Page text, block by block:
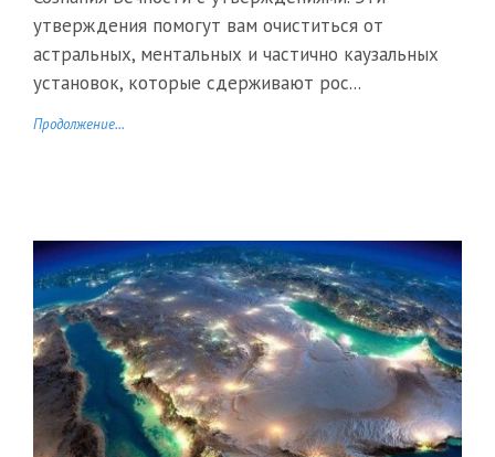
утверждения помогут вам очиститься от
астральных, ментальных и частично каузальных
установок, которые сдерживают рос...
Продолжение...